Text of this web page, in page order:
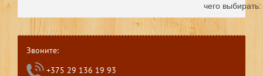
чего выбирать.
Звоните:
+375 29 136 19 93